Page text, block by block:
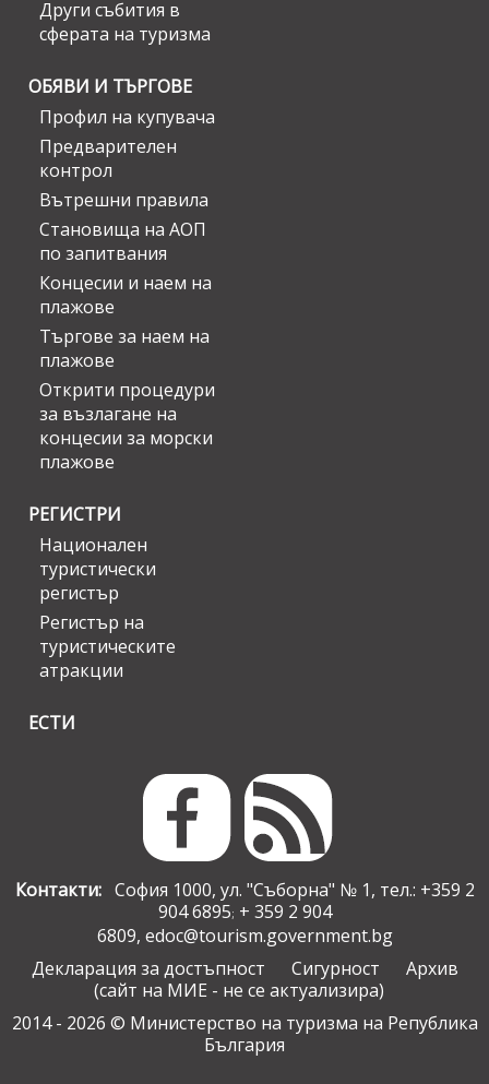
Други събития в
сферата на туризма
ОБЯВИ И ТЪРГОВЕ
Профил на купувача
Предварителен
контрол
Вътрешни правила
Становища на АОП
по запитвания
Концесии и наем на
плажове
Търгове за наем на
плажове
Открити процедури
за възлагане на
концесии за морски
плажове
РЕГИСТРИ
Национален
туристически
регистър
Регистър на
туристическите
атракции
ЕСТИ
Контакти:София 1000, ул. "Съборна" № 1, тел.: +359 2
904 6895; + 359 2 904
6809, edoc@tourism.government.bg
Декларация за достъпност
Сигурност
Архив
(сайт на МИЕ - не се актуализира)
2014 - 2026 © Министерство на туризма на Република
България